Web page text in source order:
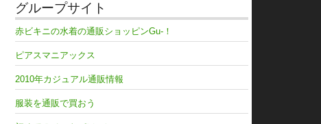
グループサイト
赤ビキニの水着の通販ショッピンGu-！
ピアスマニアックス
2010年カジュアル通販情報
服装を通販で買おう